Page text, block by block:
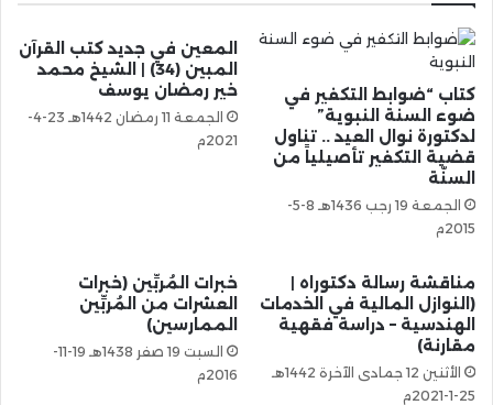
كتاب “ضوابط التكفير في
ضوء السنة النبوية”
لدكتورة نوال العيد .. تناول
قضية التكفير تأصيلياً من
السنّة
الجمعة 19 رجب 1436هـ 8-5-
2015م
المعين في جديد كتب القرآن
المبين (34) | الشيخ محمد
خير رمضان يوسف
الجمعة 11 رمضان 1442هـ 23-4-
2021م
مناقشة رسالة دكتوراه |
(النوازل المالية في الخدمات
الهندسية – دراسة فقهية
مقارنة)
الأثنين 12 جمادى الآخرة 1442هـ
25-1-2021م
خبرات المُربِّين (خبرات
العشرات من المُربِّين
الممارسين)
السبت 19 صفر 1438هـ 19-11-
2016م